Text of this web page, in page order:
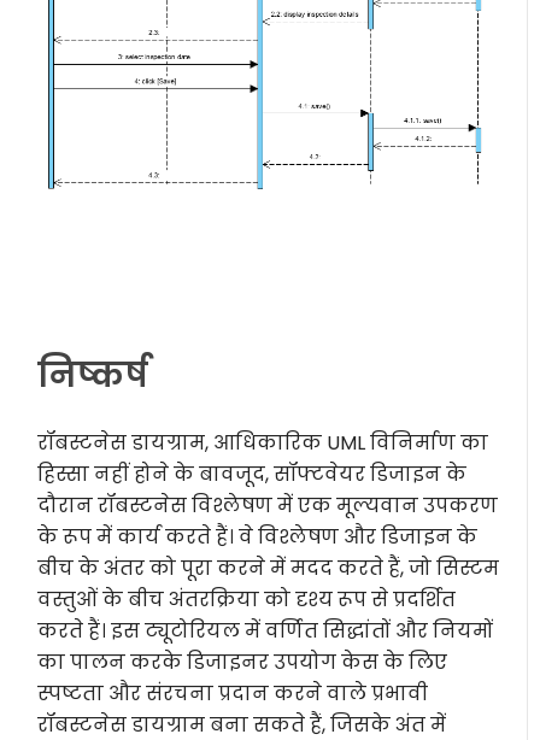
निष्कर्ष
रॉबस्टनेस डायग्राम, आधिकारिक UML विनिर्माण का
हिस्सा नहीं होने के बावजूद, सॉफ्टवेयर डिजाइन के
दौरान रॉबस्टनेस विश्लेषण में एक मूल्यवान उपकरण
के रूप में कार्य करते हैं। वे विश्लेषण और डिजाइन के
बीच के अंतर को पूरा करने में मदद करते हैं, जो सिस्टम
वस्तुओं के बीच अंतरक्रिया को दृश्य रूप से प्रदर्शित
करते हैं। इस ट्यूटोरियल में वर्णित सिद्धांतों और नियमों
का पालन करके डिजाइनर उपयोग केस के लिए
स्पष्टता और संरचना प्रदान करने वाले प्रभावी
रॉबस्टनेस डायग्राम बना सकते हैं, जिसके अंत में